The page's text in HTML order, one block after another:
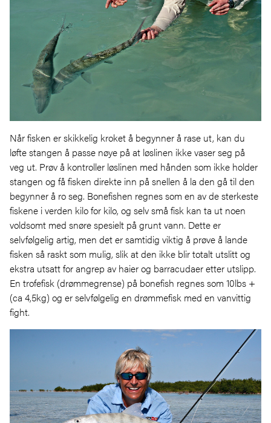
Når fisken er skikkelig kroket å begynner å rase ut, kan du
løfte stangen å passe nøye på at løslinen ikke vaser seg på
veg ut. Prøv å kontroller løslinen med hånden som ikke holder
stangen og få fisken direkte inn på snellen å la den gå til den
begynner å ro seg. Bonefishen regnes som en av de sterkeste
fiskene i verden kilo for kilo, og selv små fisk kan ta ut noen
voldsomt med snøre spesielt på grunt vann. Dette er
selvfølgelig artig, men det er samtidig viktig å prøve å lande
fisken så raskt som mulig, slik at den ikke blir totalt utslitt og
ekstra utsatt for angrep av haier og barracudaer etter utslipp.
En trofefisk (drømmegrense) på bonefish regnes som 10lbs +
(ca 4,5kg) og er selvfølgelig en drømmefisk med en vanvittig
fight.